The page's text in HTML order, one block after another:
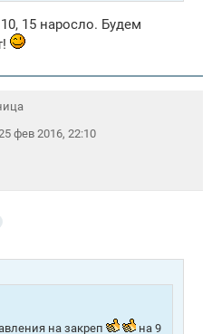
15 наросло. Будем
фев 2016, 22:10
на закреп
на 9